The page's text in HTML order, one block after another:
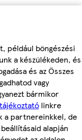
például böngészési
a készülékeden, és
és az Összes
vagy
bármikor
linkre
a partnereinkkel, de
alapján